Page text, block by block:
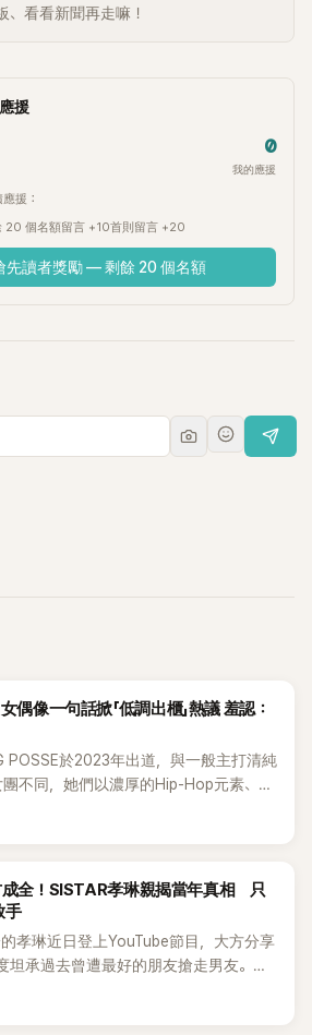
、看看新聞再走嘛！
援
0
我的應援
援：
20 個名額留言 +10首則留言 +20
先讀者獎勵 — 剩餘 20 個名額
偶像一句話掀「低調出櫃」熱議 羞認：
POSSE於2023年出道，與一般主打清純
不同，她們以濃厚的Hip-Hop元素、自
創作為特色，MV也融入美式街頭、塗
識度的新生代代表之一。
全！SISTAR孝琳親揭當年真相 只
手
孝琳近日登上YouTube節目，大方分享
坦承過去曾遭最好的朋友搶走男友。她
手，但如果同樣的事情現在再發生，「我